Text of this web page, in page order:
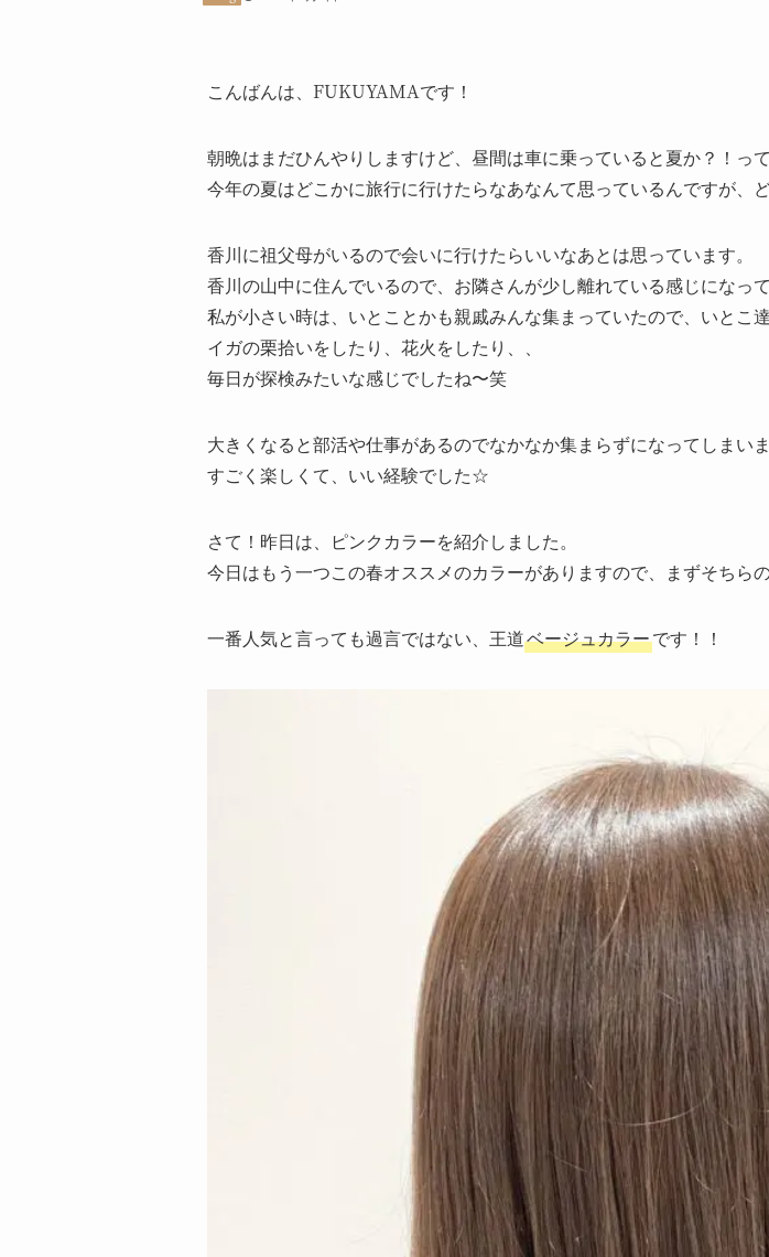
こんばんは、FUKUYAMAです！
朝晩はまだひんやりしますけど、昼間は車に乗っていると夏か？！っ
今年の夏はどこかに旅行に行けたらなあなんて思っているんですが、
香川に祖父母がいるので会いに行けたらいいなあとは思っています。
香川の山中に住んでいるので、お隣さんが少し離れている感じになって
私が小さい時は、いとことかも親戚みんな集まっていたので、いと
イガの栗拾いをしたり、花火をしたり、、
毎日が探検みたいな感じでしたね〜笑
大きくなると部活や仕事があるのでなかなか集まらずになってしまいま
すごく楽しくて、いい経験でした☆
さて！昨日は、ピンクカラーを紹介しました。
今日はもう一つこの春オススメのカラーがありますので、まずそちら
一番人気と言っても過言ではない、王道ベージュカラーです！！